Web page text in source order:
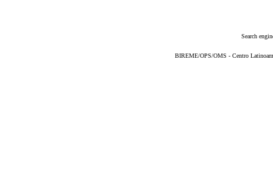
Search
BIREME/OPS/OMS - Centro